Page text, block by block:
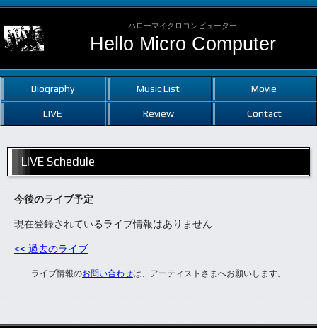
ハローマイクロコンピューター
Hello Micro Computer
Biography Music List Movie
LIVE Review Contact
LIVE Schedule
今後のライブ予定
現在登録されているライブ情報はありません
<< 過去のライブ
ライブ情報のお問い合わせは、アーティストさまへお願いします。